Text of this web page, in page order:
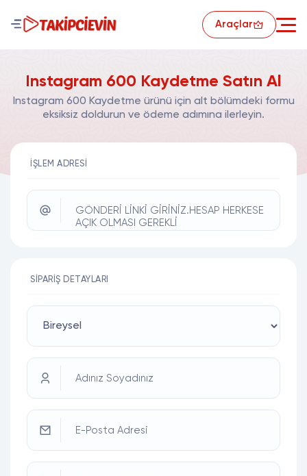
Araçlar
Instagram 600 Kaydetme Satın Al
Instagram 600 Kaydetme ürünü için alt bölümdeki formu
eksiksiz doldurun ve ödeme adımına ilerleyin.
İŞLEM ADRESI
GÖNDERİ LİNKİ GİRİNİZ.HESAP HERKESE
AÇIK OLMASI GEREKLİ
SIPARIŞ DETAYLARI
Adınız Soyadınız
E-Posta Adresi